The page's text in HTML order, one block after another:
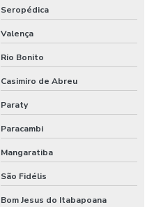
Seropédica
Valença
Rio Bonito
Casimiro de Abreu
Paraty
Paracambi
Mangaratiba
São Fidélis
Bom Jesus do Itabapoana